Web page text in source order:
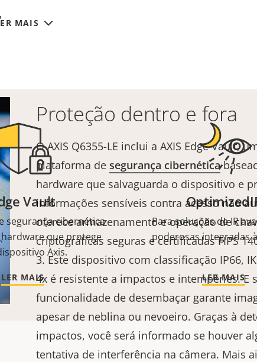
MAIS
Proteção dentro e fora
O AXIS Q6355-LE inclui a AXIS Edge Vault,
plataforma de segurança cibernética
hardware que salvaguarda o dispositivo e
informações sensíveis contra acesso não
oferece armazenamento e operação de
criptográficas seguras e certificadas FIPS
3. Este dispositivo com classificação IP66,
4x é resistente a impactos e intempéries. E
funcionalidade de desembaçar garante
apesar de neblina ou nevoeiro. Graças à
impactos, você será informado se houver
tentativa de interferência na câmera. Mais
Vault
segurança cibernética
que protege
Axis.
LER MAIS
Para soluções de IR
poderosas integradas
LER MAIS